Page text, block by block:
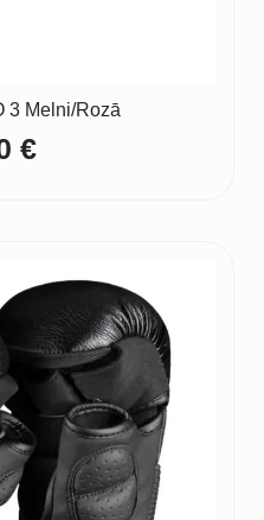
3 Melni/Rozā
€